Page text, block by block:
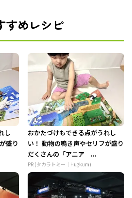
すめレシピ
し
盛り
おかたづけもできる点がうれし
い！ 動物の鳴き声やセリフが盛り
だくさんの「アニア ...
PR (タカラトミー｜Hugkum)